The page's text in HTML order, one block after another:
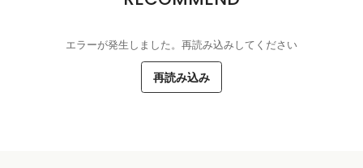
エラーが発生しました。再読み込みしてください
再読み込み